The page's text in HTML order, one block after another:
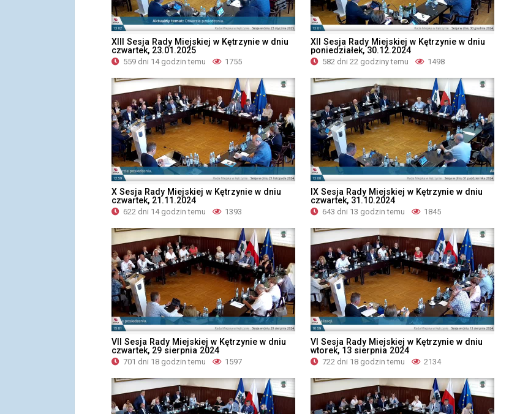
XIII Sesja Rady Miejskiej w Kętrzynie w dniu
czwartek, 23.01.2025
559 dni 14 godzin temu 1755
XII Sesja Rady Miejskiej w Kętrzynie w dniu
poniedziałek, 30.12.2024
582 dni 22 godziny temu 1498
X Sesja Rady Miejskiej w Kętrzynie w dniu
czwartek, 21.11.2024
622 dni 14 godzin temu 1393
IX Sesja Rady Miejskiej w Kętrzynie w dniu
czwartek, 31.10.2024
643 dni 13 godzin temu 1845
VII Sesja Rady Miejskiej w Kętrzynie w dniu
czwartek, 29 sierpnia 2024
701 dni 18 godzin temu 1597
VI Sesja Rady Miejskiej w Kętrzynie w dniu
wtorek, 13 sierpnia 2024
722 dni 18 godzin temu 2134